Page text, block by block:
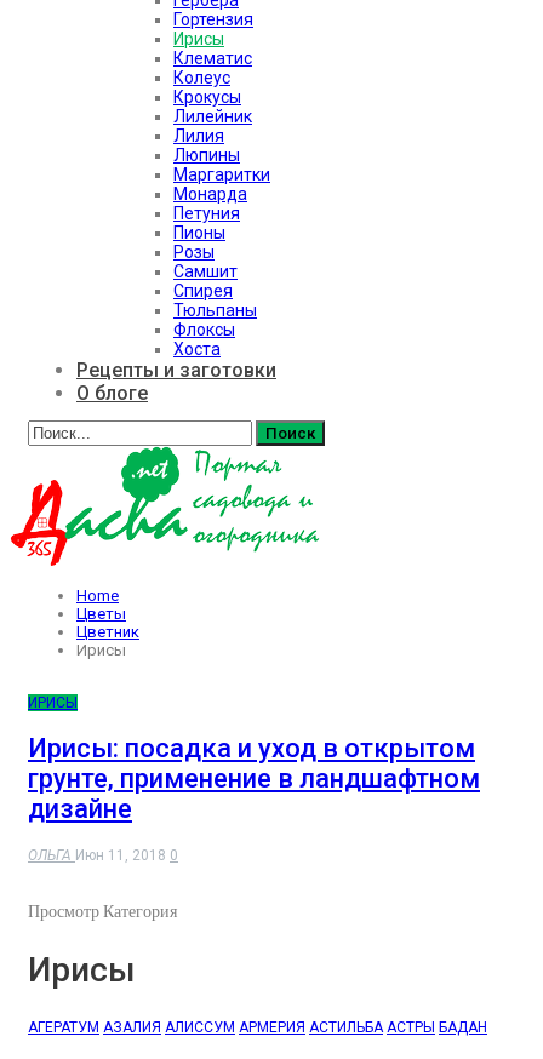
Гортензия
Ирисы
Клематис
Колеус
Крокусы
Лилейник
Лилия
Люпины
Маргаритки
Монарда
Петуния
Пионы
Розы
Самшит
Спирея
Тюльпаны
Флоксы
Хоста
Рецепты и заготовки
О блоге
Home
Цветы
Цветник
Ирисы
ИРИСЫ
Ирисы: посадка и уход в открытом
грунте, применение в ландшафтном
дизайне
ОЛЬГА Июн 11, 2018 0
Просмотр Категория
Ирисы
АГЕРАТУМ АЗАЛИЯ АЛИССУМ АРМЕРИЯ АСТИЛЬБА АСТРЫ БАДАН